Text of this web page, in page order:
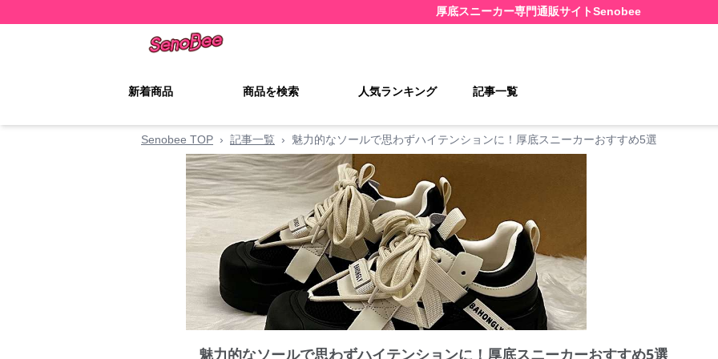
厚底スニーカー専門通販サイトSenobee
新着商品 商品を検索 人気ランキング 記事一覧
Senobee TOP › 記事一覧 › 魅力的なソールで思わずハイテンションに！厚底スニーカーおすすめ5選
魅力的なソールで思わずハイテンションに！厚底スニーカーおすすめ5選